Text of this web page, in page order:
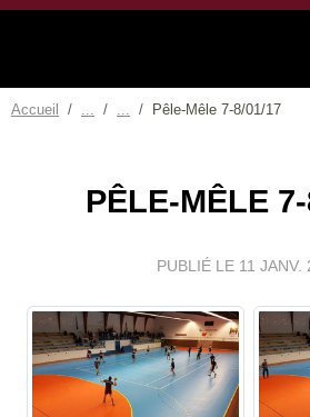
Accueil Pêle-Mêle 7-8/01/17
PÊLE-MÊLE
PUBLIÉ LE 11 JANV.